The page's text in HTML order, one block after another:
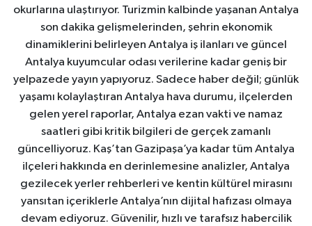
okurlarına ulaştırıyor. Turizmin kalbinde yaşanan Antalya
son dakika gelişmelerinden, şehrin ekonomik
dinamiklerini belirleyen Antalya iş ilanları ve güncel
Antalya kuyumcular odası verilerine kadar geniş bir
yelpazede yayın yapıyoruz. Sadece haber değil; günlük
yaşamı kolaylaştıran Antalya hava durumu, ilçelerden
gelen yerel raporlar, Antalya ezan vakti ve namaz
saatleri gibi kritik bilgileri de gerçek zamanlı
güncelliyoruz. Kaş’tan Gazipaşa’ya kadar tüm Antalya
ilçeleri hakkında en derinlemesine analizler, Antalya
gezilecek yerler rehberleri ve kentin kültürel mirasını
yansıtan içeriklerle Antalya’nın dijital hafızası olmaya
devam ediyoruz. Güvenilir, hızlı ve tarafsız habercilik